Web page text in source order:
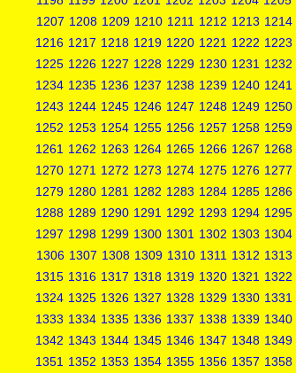
1207 1208 1209 1210 1211 1212 1213 1214
1216 1217 1218 1219 1220 1221 1222 1223
1225 1226 1227 1228 1229 1230 1231 1232
1234 1235 1236 1237 1238 1239 1240 1241
1243 1244 1245 1246 1247 1248 1249 1250
1252 1253 1254 1255 1256 1257 1258 1259
1261 1262 1263 1264 1265 1266 1267 1268
1270 1271 1272 1273 1274 1275 1276 1277
1279 1280 1281 1282 1283 1284 1285 1286
1288 1289 1290 1291 1292 1293 1294 1295
1297 1298 1299 1300 1301 1302 1303 1304
1306 1307 1308 1309 1310 1311 1312 1313
1315 1316 1317 1318 1319 1320 1321 1322
1324 1325 1326 1327 1328 1329 1330 1331
1333 1334 1335 1336 1337 1338 1339 1340
1342 1343 1344 1345 1346 1347 1348 1349
1351 1352 1353 1354 1355 1356 1357 1358